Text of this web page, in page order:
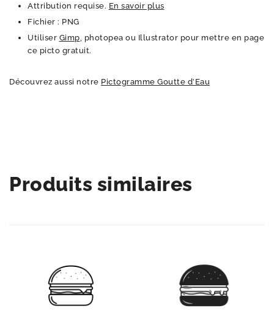
Attribution requise. En savoir plus
Fichier : PNG
Utiliser Gimp , photopea ou Illustrator pour mettre en page
ce picto gratuit.
Découvrez aussi notre Pictogramme Goutte d’Eau
Produits similaires